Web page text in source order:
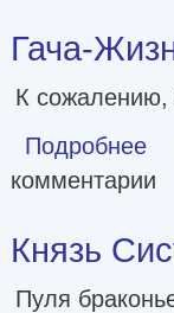
Гача-
К сожалению,
Подробнее о
комментарии
Князь
Пуля